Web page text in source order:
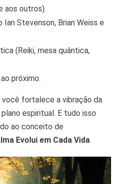
aos outros).
Stevenson, Brian Weiss e
(Reiki, mesa quântica,
próximo.
fortalece a vibração da
espiritual. E tudo isso
ao conceito de
Evolui em Cada Vida.